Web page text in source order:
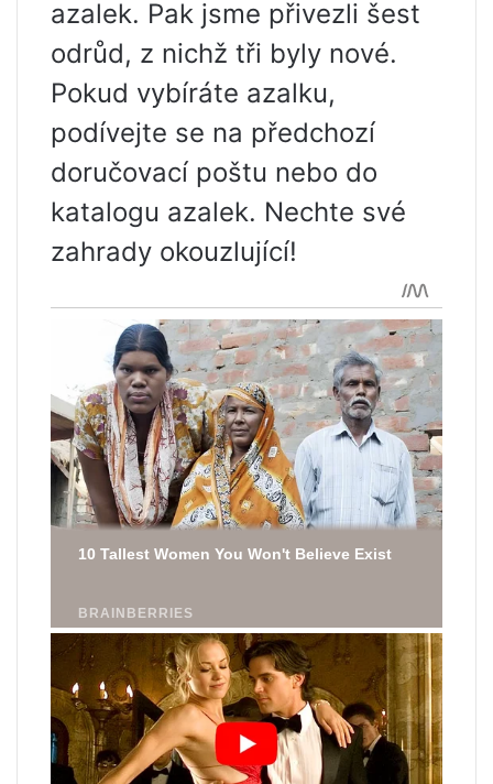
azalek. Pak jsme přivezli šest
odrůd, z nichž tři byly nové.
Pokud vybíráte azalku,
podívejte se na předchozí
doručovací poštu nebo do
katalogu azalek. Nechte své
zahrady okouzlující!